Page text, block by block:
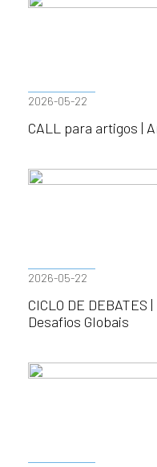
2026-05-22
CALL para artigos |
2026-05-22
CICLO DE
Desafios Globais